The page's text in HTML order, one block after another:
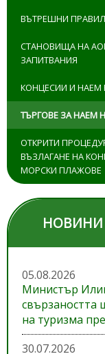
ВЪТРЕШНИ
СТАНОВИЩА НА
ЗАПИТВАНИЯ
КОНЦЕСИИ И НАЕМ
ТЪРГОВЕ ЗА НАЕМ
ОТКРИТИ
ВЪЗЛАГАНЕ НА
МОРСКИ ПЛАЖОВЕ
НОВИНИ
05.08.2026
Министър
свързаността
на туризма
30.07.2026